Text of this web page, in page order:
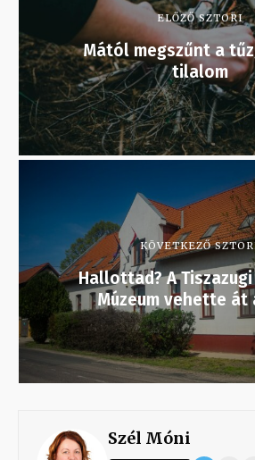
ELŐZŐ SZTORI
Mától megszűnt a
tilalom
KÖVETKEZŐ
Hallottad? A
Múzeum vehette át
Szél Móni